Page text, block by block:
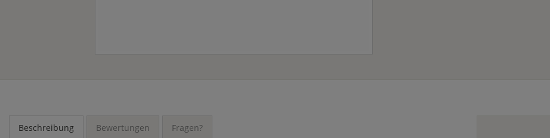
Beschreibung Bewertungen Fragen?